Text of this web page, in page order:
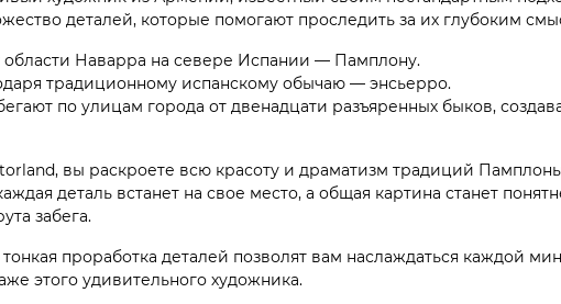
деталей, которые помогают проследить за их глубоким
Наварра на севере Испании — Памплону.
традиционному испанскому обычаю — энсьерро.
по улицам города от двенадцати разъяренных быков,
вы раскроете всю красоту и драматизм традиций
деталь встанет на свое место, а общая картина станет
забега.
проработка деталей позволят вам наслаждаться каждой
этого удивительного художника.